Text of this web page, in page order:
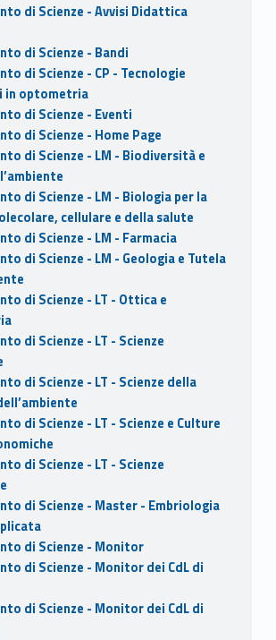
di Scienze - Avvisi Didattica
di Scienze - Bandi
di Scienze - CP - Tecnologie
in optometria
di Scienze - Eventi
di Scienze - Home Page
di Scienze - LM - Biodiversità e
di Scienze - LM - Biologia per la
cellulare e della salute
di Scienze - LM - Farmacia
di Scienze - LM - Geologia e Tutela
di Scienze - LT - Ottica e
di Scienze - LT - Scienze
di Scienze - LT - Scienze della
di Scienze - LT - Scienze e Culture
di Scienze - LT - Scienze
di Scienze - Master - Embriologia
di Scienze - Monitor
di Scienze - Monitor dei CdL di
di Scienze - Monitor dei CdL di